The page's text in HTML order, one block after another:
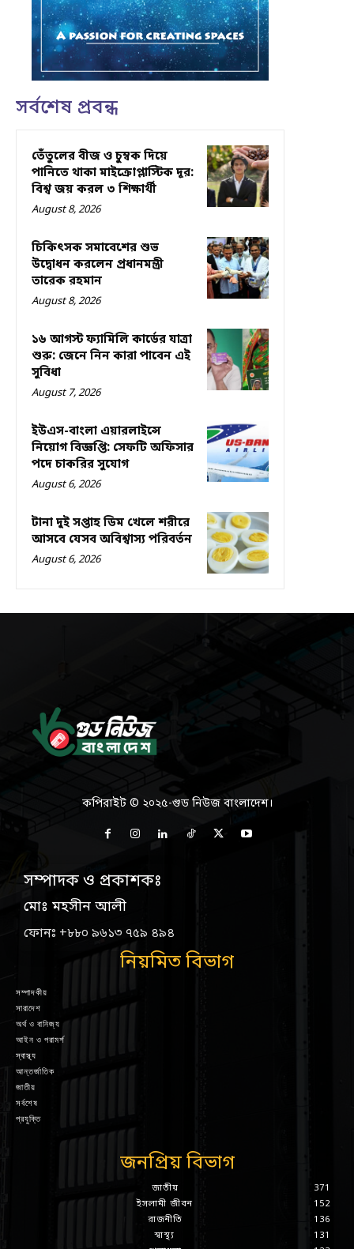
সর্বশেষ প্রবন্ধ
তেঁতুলের বীজ ও চুম্বক দিয়ে
পানিতে থাকা মাইক্রোপ্লাস্টিক দূর:
বিশ্ব জয় করল ৩ শিক্ষার্থী
August 8, 2026
চিকিৎসক সমাবেশের শুভ
উদ্বোধন করলেন প্রধানমন্ত্রী
তারেক রহমান
August 8, 2026
১৬ আগস্ট ফ্যামিলি কার্ডের যাত্রা
শুরু: জেনে নিন কারা পাবেন এই
সুবিধা
August 7, 2026
ইউএস-বাংলা এয়ারলাইন্সে
নিয়োগ বিজ্ঞপ্তি: সেফটি অফিসার
পদে চাকরির সুযোগ
August 6, 2026
টানা দুই সপ্তাহ ডিম খেলে শরীরে
আসবে যেসব অবিশ্বাস্য পরিবর্তন
August 6, 2026
কপিরাইট © ২০২৫-গুড নিউজ বাংলাদেশ।
সম্পাদক ও প্রকাশকঃ
মোঃ মহসীন আলী
ফোনঃ +৮৮০ ৯৬১৩ ৭৫৯ ৪৯৪
নিয়মিত বিভাগ
সম্পাদকীয়
সারাদেশ
অর্থ ও বানিজ্য
আইন ও পরামর্শ
স্বাস্থ্য
আন্তর্জাতিক
জাতীয়
সর্বশেষ
প্রযুক্তি
জনপ্রিয় বিভাগ
জাতীয়
371
ইসলামী জীবন
152
রাজনীতি
136
স্বাস্থ্য
131